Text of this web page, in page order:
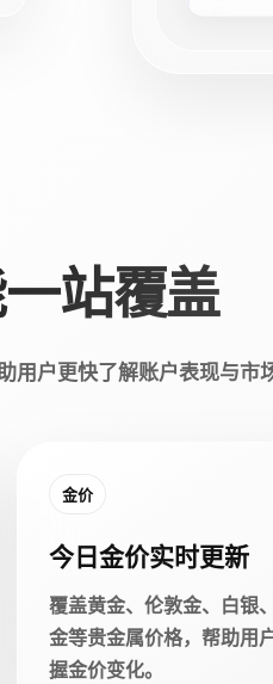
站覆盖
用户更快了解账户表现与市
金价
今日金价实时更新
覆盖黄金、伦敦金、白银
金等贵金属价格，帮助用
握金价变化。